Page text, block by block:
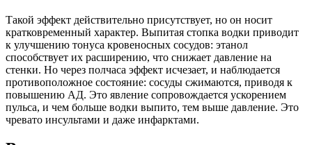
Такой эффект действительно присутствует, но он носит
кратковременный характер. Выпитая стопка водки приводит
к улучшению тонуса кровеносных сосудов: этанол
способствует их расширению, что снижает давление на
стенки. Но через полчаса эффект исчезает, и наблюдается
противоположное состояние: сосуды сжимаются, приводя к
повышению АД. Это явление сопровождается ускорением
пульса, и чем больше водки выпито, тем выше давление. Это
чревато инсультами и даже инфарктами.